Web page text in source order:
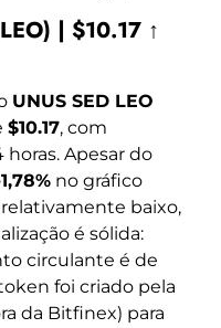
| $10.17 ↑
UNUS SED LEO
$10.17, com
horas. Apesar do
no gráfico
baixo,
é sólida:
circulante é de
foi criado pela
da Bitfinex) para